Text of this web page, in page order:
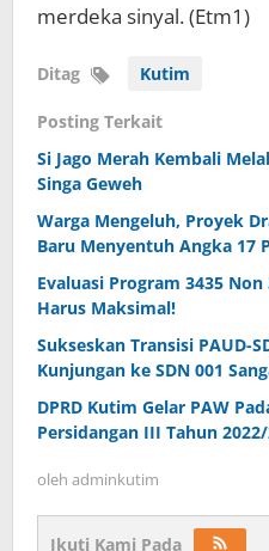
merdeka sinyal. (Etm1)
Ditag Kutim
Posting Terkait
Si Jago Merah Kembali
Singa Geweh
Warga Mengeluh, Proyek
Baru Menyentuh Angka 17
Evaluasi Program 3435
Harus Maksimal!
Sukseskan Transisi PAUD-
Kunjungan ke SDN 001
DPRD Kutim Gelar PAW
Persidangan III Tahun
oleh adminkutim
Ikuti Kami Pada